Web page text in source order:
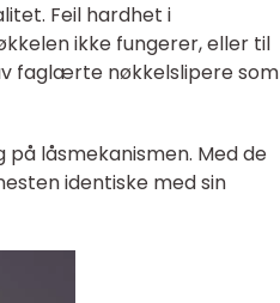
Feil hardhet i
ikke fungerer, eller til
faglærte nøkkelslipere som
låsmekanismen. Med de
identiske med sin